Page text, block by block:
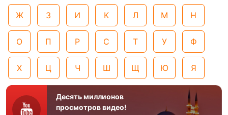
Ж З И К Л М Н
О П Р С Т У Ф
Х Ц Ч Ш Щ Ю Я
Десять миллионов
просмотров видео!